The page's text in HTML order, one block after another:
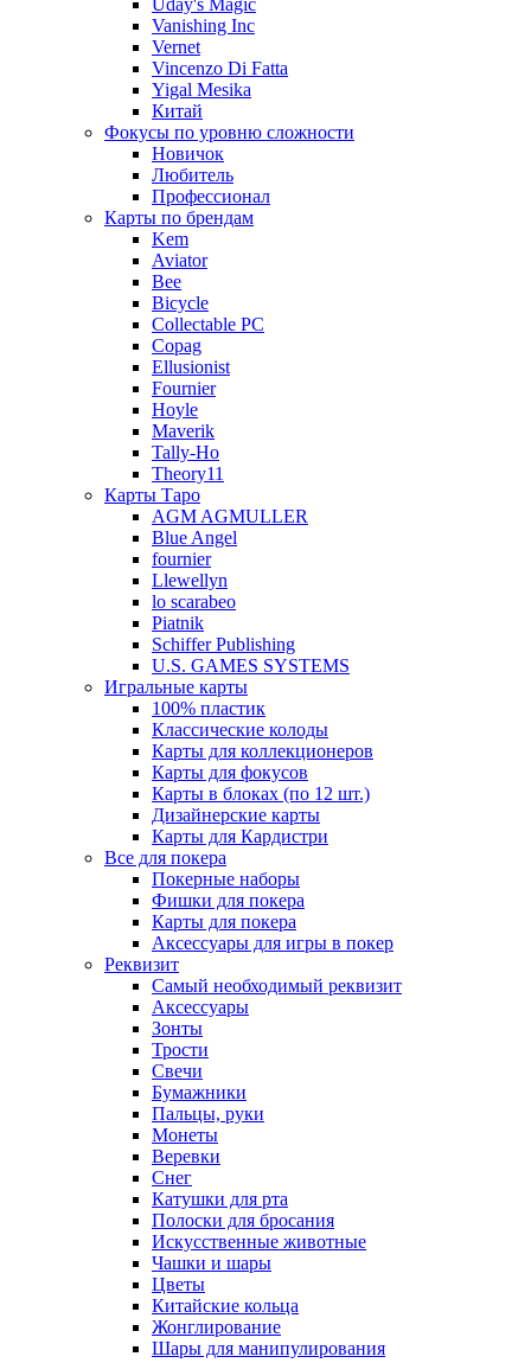
Uday's Magic
Vanishing Inc
Vernet
Vincenzo Di Fatta
Yigal Mesika
Китай
Фокусы по уровню сложности
Новичок
Любитель
Профессионал
Карты по брендам
Kem
Aviator
Bee
Bicycle
Collectable PC
Copag
Ellusionist
Fournier
Hoyle
Maverik
Tally-Ho
Theory11
Карты Таро
AGM AGMULLER
Blue Angel
fournier
Llewellyn
lo scarabeo
Piatnik
Schiffer Publishing
U.S. GAMES SYSTEMS
Игральные карты
100% пластик
Классические колоды
Карты для коллекционеров
Карты для фокусов
Карты в блоках (по 12 шт.)
Дизайнерские карты
Карты для Кардистри
Все для покера
Покерные наборы
Фишки для покера
Карты для покера
Аксессуары для игры в покер
Реквизит
Самый необходимый реквизит
Аксессуары
Зонты
Трости
Свечи
Бумажники
Пальцы, руки
Монеты
Веревки
Снег
Катушки для рта
Полоски для бросания
Искусственные животные
Чашки и шары
Цветы
Китайские кольца
Жонглирование
Шары для манипулирования